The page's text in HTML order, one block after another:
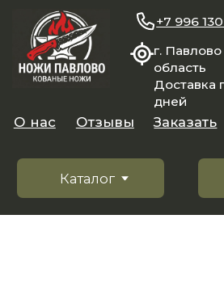
область
Доставка почтой и Сдэк
Поиск
Каталог
Заказать
+7 996 130 131 1